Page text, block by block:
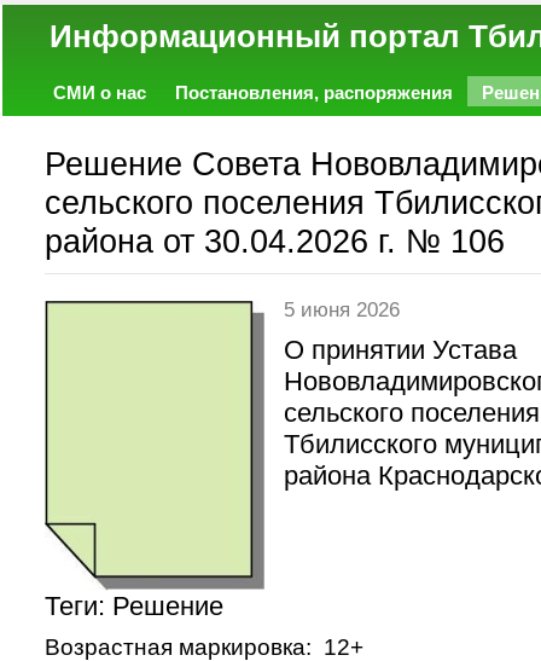
Информационный
СМИ о нас Постановления, распоряжения
Решение Совета
сельского поселения
района от 30.04.2026 г. № 106
5 июня 2026
О принятии Устава
сельского поселения
Тбилисского
района
Теги: Решение
Возрастная маркировка: 12+